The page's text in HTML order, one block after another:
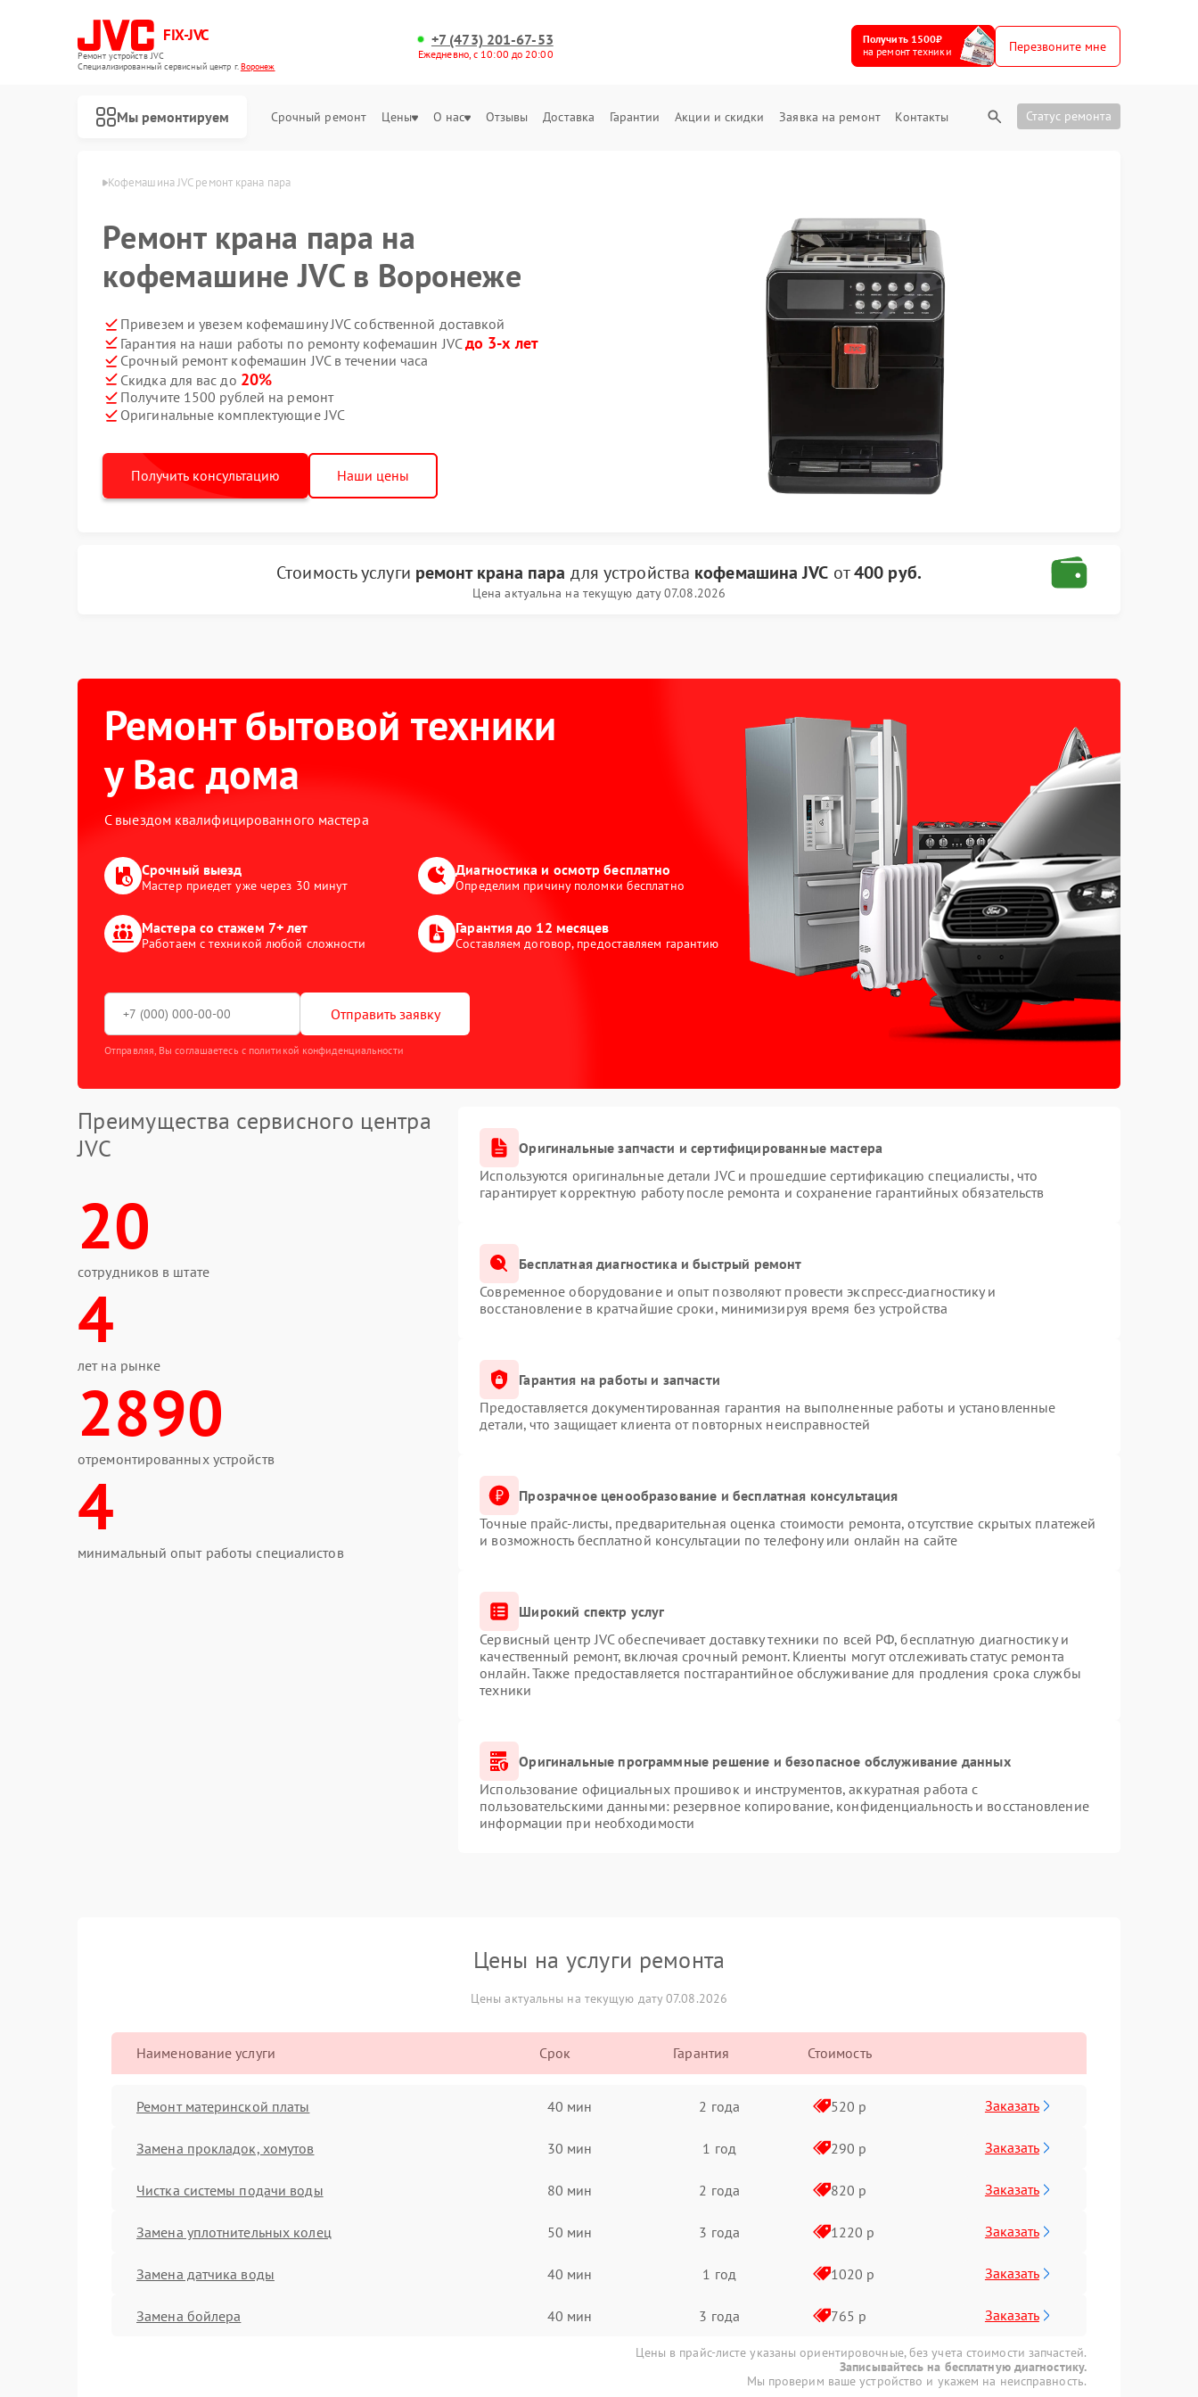
FIX-JVC
Ремонт устройств JVC
Специализированный cервисный центр г.Воронеж
+7 (473) 201-67-53
Ежедневно, с 10:00 до 20:00
Получить 1500₽
на ремонт техники
Перезвоните мне
Мы ремонтируем Срочный ремонт Цены О нас Отзывы Доставка Гарантии Акции и скидки Заявка на ремонт Контакты Статус ремонта
Кофемашина JVC ремонт крана пара
Ремонт крана пара на
кофемашине JVC в Воронеже
Привезем и увезем кофемашину JVC собственной доставкой
Гарантия на наши работы по ремонту кофемашин JVCдо 3-х лет
Срочный ремонт кофемашин JVC в течении часа
Скидка для вас до 20%
Получите 1500 рублей на ремонт
Оригинальные комплектующие JVC
Получить консультацию Наши цены
Стоимость услуги ремонт крана пара для устройства кофемашина JVC от400 руб.
Цена актуальна на текущую дату 07.08.2026
Ремонт бытовой техники
у Вас дома
С выездом квалифицированного мастера
Срочный выезд
Мастер приедет уже через 30 минут
Диагностика и осмотр бесплатно
Определим причину поломки бесплатно
Мастера со стажем 7+ лет
Работаем с техникой любой сложности
Гарантия до 12 месяцев
Составляем договор, предоставляем гарантию
Отправить заявку
Отправляя, Вы соглашаетесь с политикой конфиденциальности
Преимущества сервисного центра
JVC
20
сотрудников в штате
4
лет на рынке
2890
отремонтированных устройств
4
минимальный опыт работы специалистов
Оригинальные запчасти и сертифицированные мастера
Используются оригинальные детали JVC и прошедшие сертификацию специалисты, что
гарантирует корректную работу после ремонта и сохранение гарантийных обязательств
Бесплатная диагностика и быстрый ремонт
Современное оборудование и опыт позволяют провести экспресс-диагностику и
восстановление в кратчайшие сроки, минимизируя время без устройства
Гарантия на работы и запчасти
Предоставляется документированная гарантия на выполненные работы и установленные
детали, что защищает клиента от повторных неисправностей
Прозрачное ценообразование и бесплатная консультация
Точные прайс-листы, предварительная оценка стоимости ремонта, отсутствие скрытых платежей
и возможность бесплатной консультации по телефону или онлайн на сайте
Широкий спектр услуг
Сервисный центр JVC обеспечивает доставку техники по всей РФ, бесплатную диагностику и
качественный ремонт, включая срочный ремонт. Клиенты могут отслеживать статус ремонта
онлайн. Также предоставляется постгарантийное обслуживание для продления срока службы
техники
Оригинальные программные решение и безопасное обслуживание данных
Использование официальных прошивок и инструментов, аккуратная работа с
пользовательскими данными: резервное копирование, конфиденциальность и восстановление
информации при необходимости
Цены на услуги ремонта
Цены актуальны на текущую дату 07.08.2026
Наименование услуги Срок Гарантия Стоимость
Ремонт материнской платы 40 мин 2 года 520 р Заказать
Замена прокладок, хомутов 30 мин 1 год 290 р Заказать
Чистка системы подачи воды 80 мин 2 года 820 р Заказать
Замена уплотнительных колец 50 мин 3 года 1220 р Заказать
Замена датчика воды 40 мин 1 год 1020 р Заказать
Замена бойлера 40 мин 3 года 765 р Заказать
Цены в прайс-листе указаны ориентировочные, без учета стоимости запчастей.
Записывайтесь на бесплатную диагностику.
Мы проверим ваше устройство и укажем на неисправность.